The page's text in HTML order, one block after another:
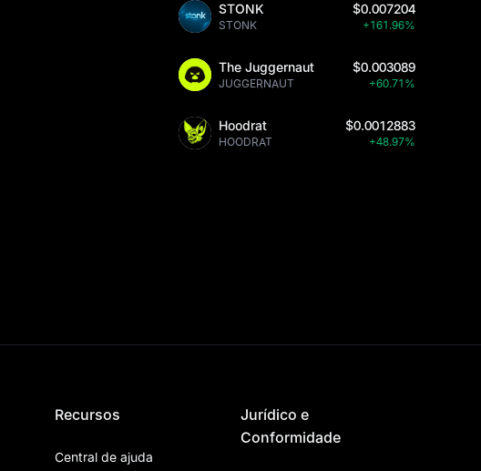
STONK
STONK
$0.007204
+161.96%
The Juggernaut
JUGGERNAUT
$0.003089
+60.71%
Hoodrat
HOODRAT
$0.0012883
+48.97%
Recursos
Central de ajuda
Jurídico e
Conformidade